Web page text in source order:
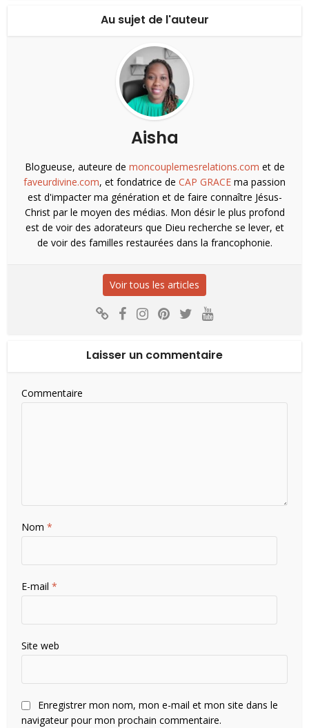
Au sujet de l'auteur
Aisha
Blogueuse, auteure de moncouplemesrelations.com et de
faveurdivine.com, et fondatrice de CAP GRACE ma passion
est d'impacter ma génération et de faire connaître Jésus-
Christ par le moyen des médias. Mon désir le plus profond
est de voir des adorateurs que Dieu recherche se lever, et
de voir des familles restaurées dans la francophonie.
Voir tous les articles
Laisser un commentaire
Commentaire
Nom*
E-mail*
Site web
Enregistrer mon nom, mon e-mail et mon site dans le
navigateur pour mon prochain commentaire.